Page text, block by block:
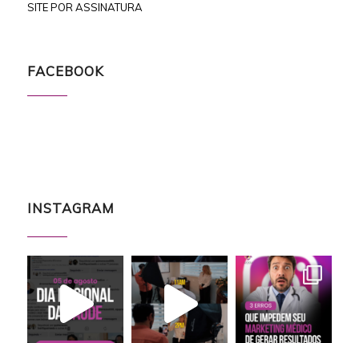
SITE POR ASSINATURA
FACEBOOK
INSTAGRAM